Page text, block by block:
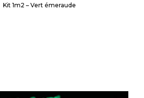
Kit 1m2 – Vert émeraude